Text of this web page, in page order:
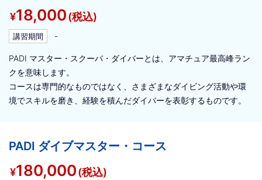
¥18,000(税込)
講習期間 -
PADI マスター・スクーバ・ダイバーとは、アマチュア最高峰ラン
クを意味します。
コースは専門的なものではなく、さまざまなダイビング活動や環
境でスキルを磨き、経験を積んだダイバーを表彰するものです。
PADI ダイブマスター・コース
¥180,000(税込)